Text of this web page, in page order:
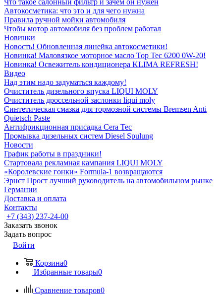
Что такое салонный фильтр и зачем он нужен
Автокосметика: что это и для чего нужна
Правила ручной мойки автомобиля
Чтобы мотор автомобиля без проблем работал
Новинки
Новость! Обновленная линейка автокосметики!
Новинка! Маловязкое моторное масло Top Tec 6200 0W-20!
Новинка! Освежитель кондиционера KLIMA REFRESH!
Видео
Над этим надо задуматься каждому!
Очиститель дизельного впуска LIQUI MOLY
Очиститель дроссельной заслонки liqui moly
Синтетическая смазка для тормозной системы Bremsen Anti
Quietsch Paste
Антифрикционная присадка Cera Tec
Промывка дизельных систем Diesel Spulung
Новости
График работы в праздники!
Стартовала рекламная кампания LIQUI MOLY
«Королевские гонки» Formula-1 возвращаются
Эрнст Прост лучший руководитель на автомобильном рынке
Германии
Доставка и оплата
Контакты
+7 (343) 237-24-00
Заказать звонок
Задать вопрос
Войти
Корзина0
Избранные товары0
Сравнение товаров0